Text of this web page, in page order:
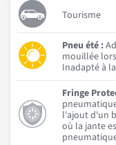
Tourisme
Pneu été :
mouillée
Inadapté à
Fringe
l'ajout d'un
où la jante